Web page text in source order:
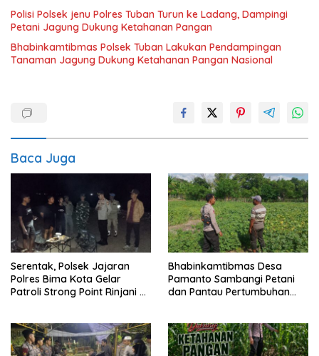
Polisi Polsek jenu Polres Tuban Turun ke Ladang, Dampingi
Petani Jagung Dukung Ketahanan Pangan
Bhabinkamtibmas Polsek Tuban Lakukan Pendampingan
Tanaman Jagung Dukung Ketahanan Pangan Nasional
Baca Juga
Serentak, Polsek Jajaran
Polres Bima Kota Gelar
Patroli Strong Point Rinjani di
Bhabinkamtibmas Desa
Pamanto Sambangi Petani
dan Pantau Pertumbuhan